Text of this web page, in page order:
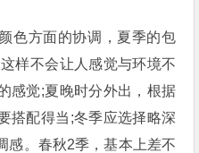
色方面的协调，夏季的包
样不会让人感觉与环境不
感觉;夏晚时分外出，根据
搭配得当;冬季应选择略深
感。春秋2季，基本上差不